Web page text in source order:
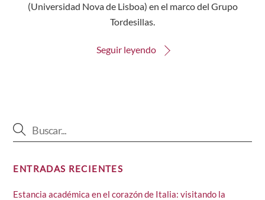
(Universidad Nova de Lisboa) en el marco del Grupo
Tordesillas.
Seguir leyendo
ENTRADAS RECIENTES
Estancia académica en el corazón de Italia: visitando la